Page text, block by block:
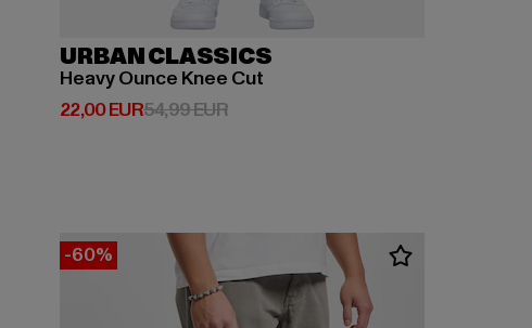
URBAN CLASSICS
Heavy Ounce Knee Cut
22,00 EUR
Derzeitiger Preis: 22,00 EUR
54,99 EURAktionspreis: 54,99 EUR
-60%